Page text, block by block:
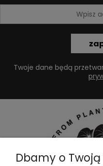
Twoje dane będą
Dbamy o